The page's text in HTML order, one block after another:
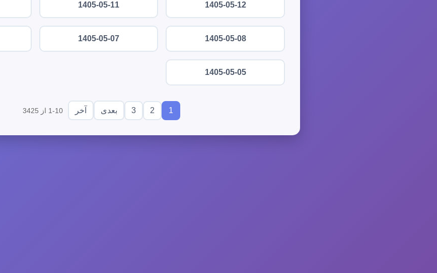
1405-05-12
1405-05-11
1405-05-08
1405-05-07
1405-05-05
1
2
3 بعدی آخر 1-10 از 3425